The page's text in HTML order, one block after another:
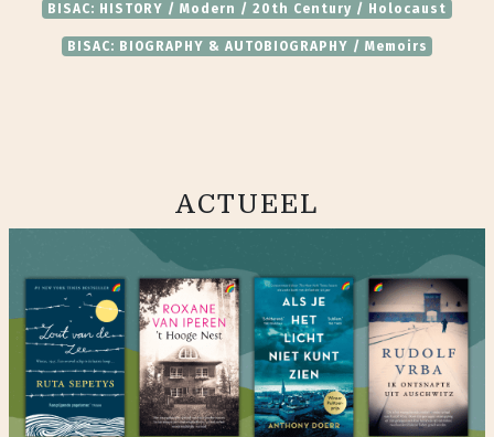
BISAC: HISTORY / Modern / 20th Century / Holocaust
BISAC: BIOGRAPHY & AUTOBIOGRAPHY / Memoirs
ACTUEEL